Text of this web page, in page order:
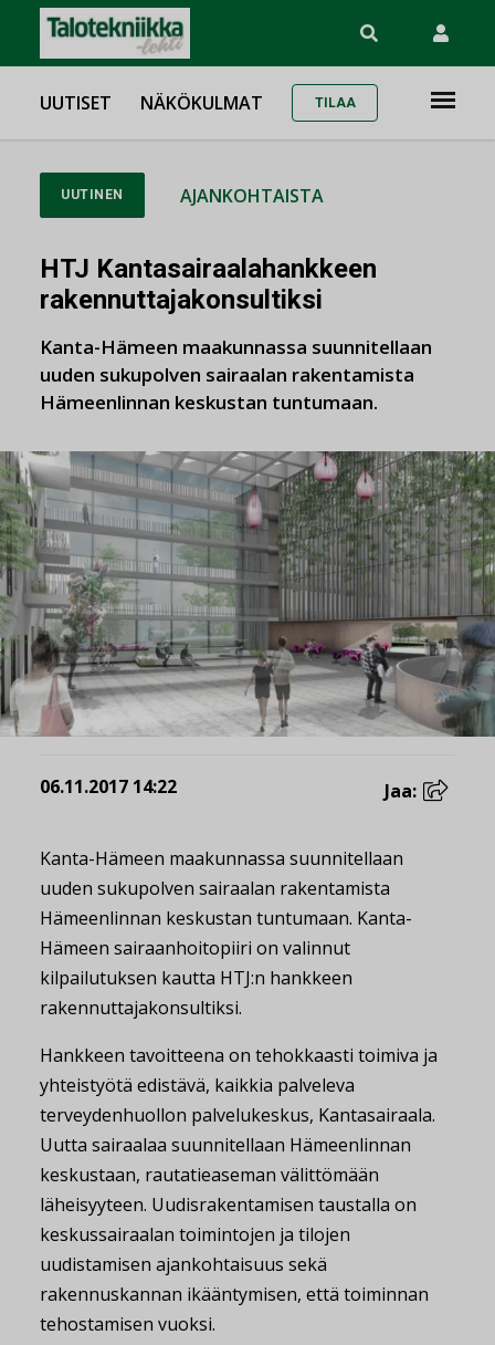
UUTISET NÄKÖKULMAT TILAA
UUTINEN AJANKOHTAISTA
HTJ Kantasairaalahankkeen
rakennuttajakonsultiksi
Kanta-Hämeen maakunnassa suunnitellaan
uuden sukupolven sairaalan rakentamista
Hämeenlinnan keskustan tuntumaan.
06.11.2017 14:22 Jaa:
Kanta-Hämeen maakunnassa suunnitellaan
uuden sukupolven sairaalan rakentamista
Hämeenlinnan keskustan tuntumaan. Kanta-
Hämeen sairaanhoitopiiri on valinnut
kilpailutuksen kautta HTJ:n hankkeen
rakennuttajakonsultiksi.
Hankkeen tavoitteena on tehokkaasti toimiva ja
yhteistyötä edistävä, kaikkia palveleva
terveydenhuollon palvelukeskus, Kantasairaala.
Uutta sairaalaa suunnitellaan Hämeenlinnan
keskustaan, rautatieaseman välittömään
läheisyyteen. Uudisrakentamisen taustalla on
keskussairaalan toimintojen ja tilojen
uudistamisen ajankohtaisuus sekä
rakennuskannan ikääntymisen, että toiminnan
tehostamisen vuoksi.